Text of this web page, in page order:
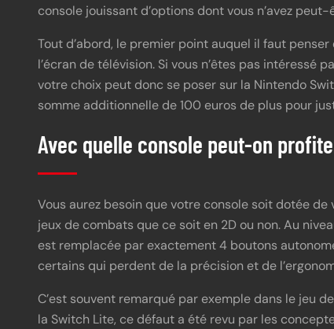
console jouissant d’options dont vous n’avez
Tout d’abord, le premier point auquel il faut
l’écran de télévision. Si vous n’êtes pas intéressé
votre choix peut donc se poser sur la Nintendo
somme additionnelle de 100 euros de plus pour
Avec quelle console peut-on
Vous aurez besoin que votre console soit dotée
jeux de combats que ce soit en 2D ou non. Au
est remplacée par exactement 4 boutons
certains qui perdent de la précision et de
C’est souvent remarqué par exemple dans le jeu
la Switch Lite, ce défaut a été revu par les